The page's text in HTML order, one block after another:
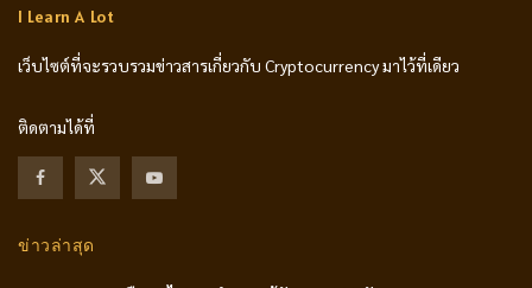
I Learn A Lot
เว็บไซต์ที่จะรวบรวมข่าวสารเกี่ยวกับ Cryptocurrency มาไว้ที่เดียว
ติดตามได้ที่
ข่าวล่าสุด